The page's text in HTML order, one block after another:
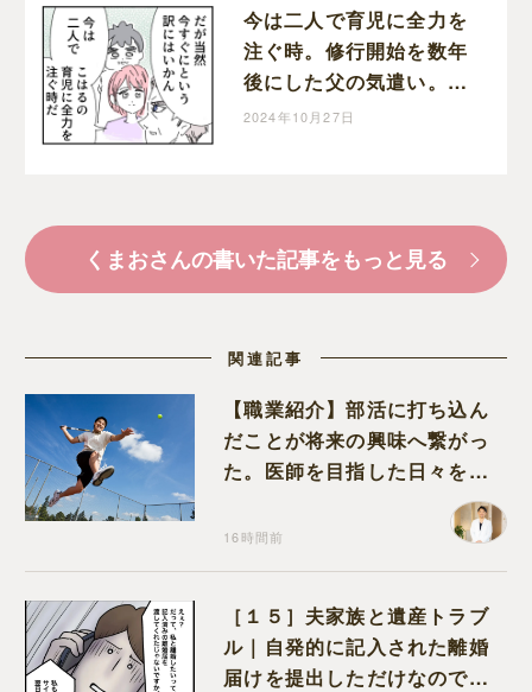
今は二人で育児に全力を
注ぐ時。修行開始を数年
後にした父の気遣い。育
児なめすぎ夫［１９８］
2024年10月27日
くまおさんの書いた記事をもっと見る
関連記事
【職業紹介】部活に打ち込ん
だことが将来の興味へ繋がっ
た。医師を目指した日々を振
16時間前
［１５］夫家族と遺産トラブ
ル｜自発的に記入された離婚
届けを提出しただけなので、